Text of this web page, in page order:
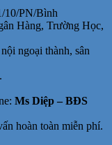
10/PN/Bình
Hàng, Trường Học,
ngoại thành, sân
Ms Diệp – BĐS
hoàn toàn miễn phí.